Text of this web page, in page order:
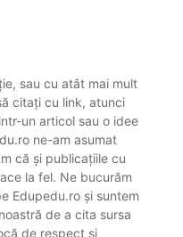
sau cu atât mai mult
citați cu link, atunci
un articol sau o idee
ne-am asumat
că și publicațiile cu
la fel. Ne bucurăm
Edupedu.ro și suntem
de a cita sursa
de respect și